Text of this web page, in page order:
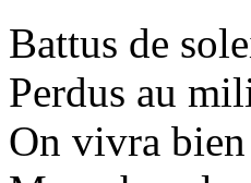
Battus de
Perdus au
On vivra